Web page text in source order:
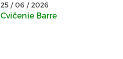
Hornádom
25 / 06 / 2026
Cvičenie Barre